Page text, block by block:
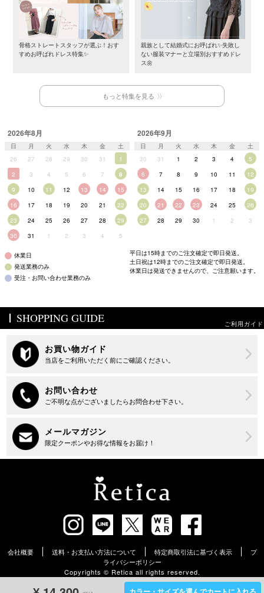
骨格ストレートスタッフが選ぶ！おす
すめお呼ばれドレス特集✨
親族として結婚式にお呼ばれ✨失敗し
ない服装マナーと立場別おすすめドレ
ス🌼
もっと特集を見る
2026年8月
日 月 火 水 木 金
土
26
27 28 29 30 31
1
2
3 4 5 6 7
8
9
10 11 12 13 14
15
16
17 18 19 20 21
22
23
24 25 26 27 28
29
30
31 1 2 3 4 5
2026年9月
日 月 火 水 木 金
土
30
31 1 2 3 4
5
6
7 8 9 10 11
12
13
14 15 16 17 18
19
20
21 22 23 24 25
26
27
28 29 30 1 2 3
休業日
発送業務のみ
受注・お問い合わせ業務のみ
平日は15時までのご注文確定で即日発送。
土日祝は12時までのご注文確定で即日発送。
休業日は発送できませんので、ご注意願います。
SHOPPING GUIDE ご利用ガイド
会社概要 送料・お支払い方法について 特定商取引法に基づく表示
プ
ライバシーポリシー
Copyrights ©︎ Retica all rights reserved.